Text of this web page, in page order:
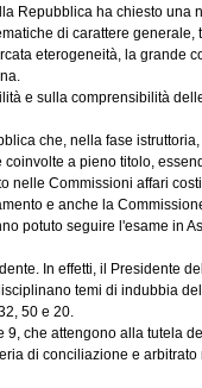
Repubblica ha chiesto una
di carattere generale,
eterogeneità, la grande
e sulla comprensibilità
che, nella fase
a pieno titolo,
Commissioni affari
e anche la
potuto seguire l'esame in
In effetti, il Presidente
temi di indubbia
50 e 20.
che attengono alla tutela
di conciliazione e